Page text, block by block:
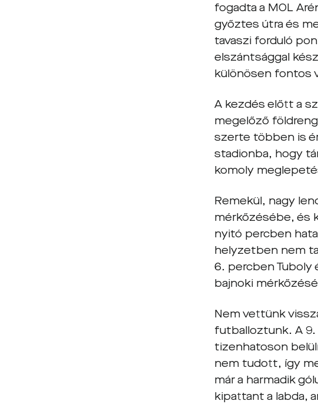
fogadta a MOL
győztes útra és
tavaszi forduló
elszántsággal
különösen fontos
A kezdés előtt a
megelőző
szerte többen is
stadionba, hogy
komoly
Remekül, nagy
mérkőzésébe, és
nyitó percben
helyzetben nem
6. percben Tuboly
bajnoki
Nem vettünk
futballoztunk. A
tizenhatoson
nem tudott, így
már a harmadik
kipattant a labda,